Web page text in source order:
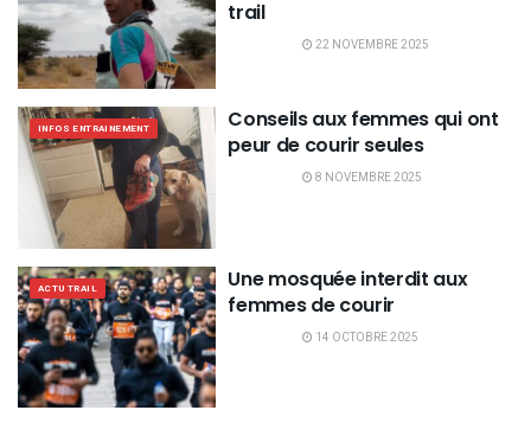
trail
22 NOVEMBRE 2025
INFOS ENTRAINEMENT
Conseils aux femmes qui ont
peur de courir seules
8 NOVEMBRE 2025
ACTU TRAIL
Une mosquée interdit aux
femmes de courir
14 OCTOBRE 2025